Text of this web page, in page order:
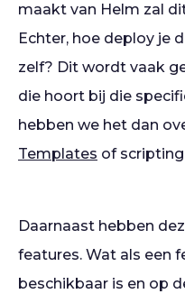
maakt van Helm zal
Echter, hoe deploy je
zelf? Dit wordt vaak
die hoort bij die
hebben we het dan
Templates of
Daarnaast hebben
features. Wat als een
beschikbaar is en op